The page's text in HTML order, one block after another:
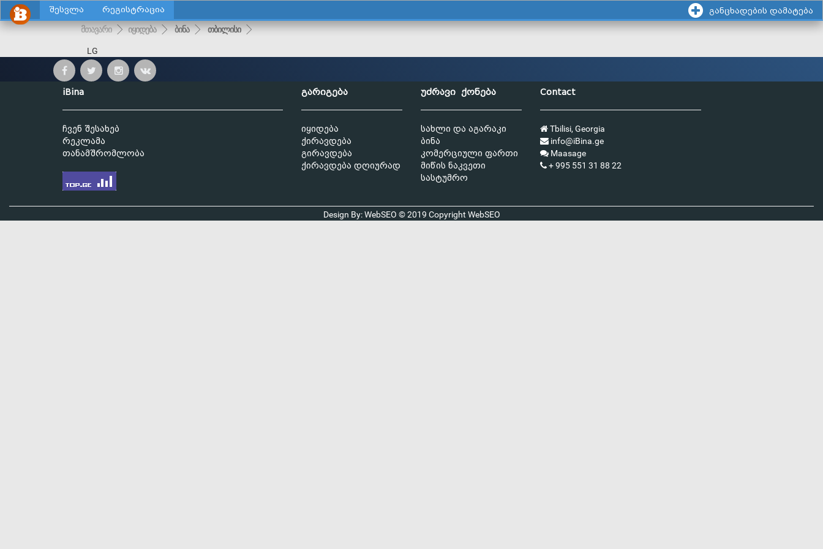
შესვლა რეგისტრაცია განცხადების დამატება
მთავარი იყიდება ბინა თბილისი
LG
iBina
ჩვენ შესახებ
რეკლამა
თანამშრომლობა
გარიგება
იყიდება
ქირავდება
გირავდება
ქირავდება დღიურად
უძრავი ქონება
სახლი და აგარაკი
ბინა
კომერციული ფართი
მიწის ნაკვეთი
სასტუმრო
Contact
Tbilisi, Georgia
info@iBina.ge
Maasage
+ 995 551 31 88 22
Design By: WebSEO © 2019 Copyright WebSEO